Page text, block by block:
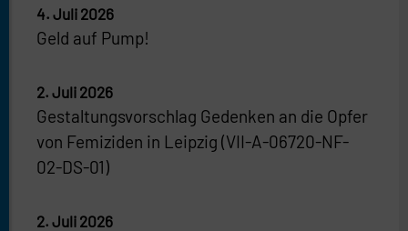
Geld auf Pump!
4. Juli 2026
Gestaltungsvorschlag Gedenken an die Opfer
von Femiziden in Leipzig (VII-A-06720-NF-
02-DS-01)
2. Juli 2026
2. Juli 2026